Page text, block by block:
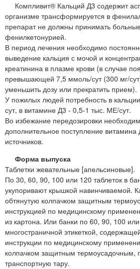
Компливит® Кальций Д3 содержит
организме трансформируется в
препарат не должны принимать
фенилкетонурией.
В период лечения необходимо
выведение кальция с мочой и
креатинина в плазме крови (в случае
превышающей 7,5 ммоль/сут (300 мг/
уменьшить дозу или прекратить прием).
У пожилых людей потребность в
сут, в витамине Д3 - 0,5-1 тыс. МЕ/сут.
Во избежание передозировки
дополнительное поступление витамина
источников.
Форма выпуска
Таблетки жевательные [апельсиновые].
По 30, 60, 90, 100 или 120 таблеток в
укупоривают крышкой навинчиваемой.
обтянутую колпачком защитным
инструкцией по медицинскому
из картона. Или банки по 60, 90, 100
многостраничной этикеткой,
инструкции по медицинскому
колпачком защитным
транспортную тару.